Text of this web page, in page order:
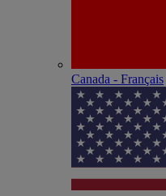
Canada - Français